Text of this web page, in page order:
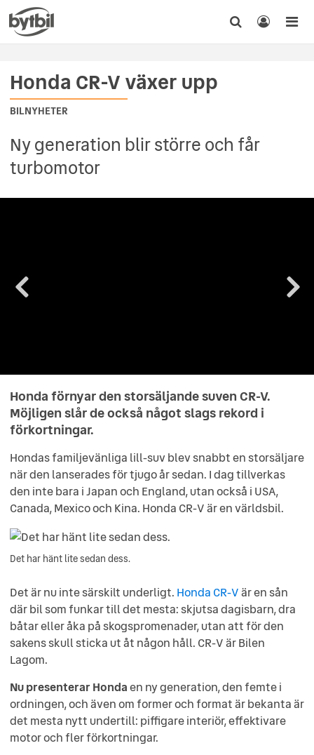
Honda CR-V växer upp
BILNYHETER
Ny generation blir större och får
turbomotor
Honda förnyar den storsäljande suven CR-V.
Möjligen slår de också något slags rekord i
förkortningar.
Hondas familjevänliga lill-suv blev snabbt en storsäljare
när den lanserades för tjugo år sedan. I dag tillverkas
den inte bara i Japan och England, utan också i USA,
Canada, Mexico och Kina. Honda CR-V är en världsbil.
Det har hänt lite sedan dess.
Det är nu inte särskilt underligt. Honda CR-Vär en sån
där bil som funkar till det mesta: skjutsa dagisbarn, dra
båtar eller åka på skogspromenader, utan att för den
sakens skull sticka ut åt någon håll. CR-V är Bilen
Lagom.
Nu presenterar Hondaen ny generation, den femte i
ordningen, och även om former och format är bekanta är
det mesta nytt undertill: piffigare interiör, effektivare
motor och fler förkortningar.